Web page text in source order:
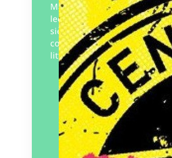
Marie-Hélène Routisseau
lecteur sur un débat qui
siècles et qui a servi de
condamnation de
littéraires. Les débats…
Éditeur :Le Murmure
Paru le15/01/2025